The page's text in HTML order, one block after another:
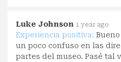
Luke Johnson 1 year ago
Experiencia positiva:
un poco confuso en las
partes del museo. Pasé tal